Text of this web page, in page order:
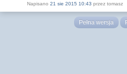
Napisano 21 sie 2015 10:43 przez tomasz
Pełna wersja